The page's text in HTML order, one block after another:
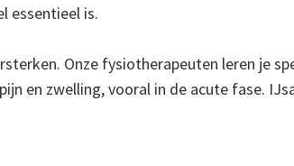
essentieel is.
Onze fysiotherapeuten leren je
en zwelling, vooral in de acute fase.